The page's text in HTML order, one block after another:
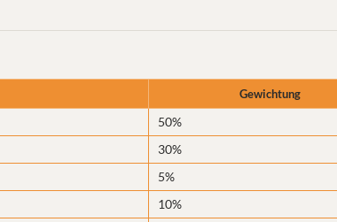
Gewichtung
50%
30%
5%
10%